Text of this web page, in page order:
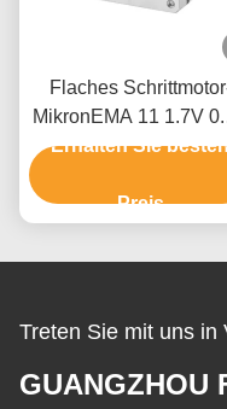
Flaches
MikronEMA 11 1.7V
Casun für
Erhalten Sie
Preis
Treten Sie mit uns in
GUANGZHOU